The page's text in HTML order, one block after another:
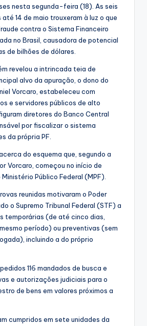
nesta segunda-feira (18). As seis
14 de maio trouxeram à luz o que
contra o Sistema Financeiro
no Brasil, causadora de potencial
de bilhões de dólares.
revelou a intrincada teia de
alvo da apuração, o dono do
Vorcaro, estabeleceu com
e servidores públicos de alto
diretores do Banco Central
por fiscalizar o sistema
da própria PF.
do esquema que, segundo a
Vorcaro, começou no início de
Público Federal (MPF).
reunidas motivaram o Poder
o Supremo Tribunal Federal (STF) a
temporárias (de até cinco dias,
período) ou preventivas (sem
incluindo a do próprio
116 mandados de busca e
e autorizações judiciais para o
de bens em valores próximos a
cumpridos em sete unidades da